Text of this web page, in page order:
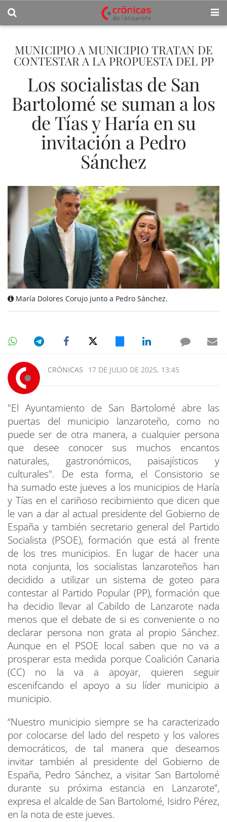
MUNICIPIO A MUNICIPIO TRATAN DE
CONTESTAR A LA PROPUESTA DEL PP
Los socialistas de San
Bartolomé se suman a los
de Tías y Haría en su
invitación a Pedro
Sánchez
María Dolores Corujo junto a Pedro Sánchez.
CRÓNICAS 17 DE JULIO DE 2025, 13:45
"El Ayuntamiento de San Bartolomé abre las
puertas del municipio lanzaroteño, como no
puede ser de otra manera, a cualquier persona
que desee conocer sus muchos encantos
naturales, gastronómicos, paisajísticos y
culturales". De esta forma, el Consistorio se
ha sumado este jueves a los municipios de Haría
y Tías en el cariñoso recibimiento que dicen que
le van a dar al actual presidente del Gobierno de
España y también secretario general del Partido
Socialista (PSOE), formación que está al frente
de los tres municipios. En lugar de hacer una
nota conjunta, los socialistas lanzaroteños han
decidido a utilizar un sistema de goteo para
contestar al Partido Popular (PP), formación que
ha decidio llevar al Cabildo de Lanzarote nada
menos que el debate de si es conveniente o no
declarar persona non grata al propio Sánchez.
Aunque en el PSOE local saben que no va a
prosperar esta medida porque Coalición Canaria
(CC) no la va a apoyar, quieren seguir
escenifcando el apoyo a su líder municipio a
municipio.
“Nuestro municipio siempre se ha caracterizado
por colocarse del lado del respeto y los valores
democráticos, de tal manera que deseamos
invitar también al presidente del Gobierno de
España, Pedro Sánchez, a visitar San Bartolomé
durante su próxima estancia en Lanzarote”,
expresa el alcalde de San Bartolomé, Isidro Pérez,
en la nota de este jueves.